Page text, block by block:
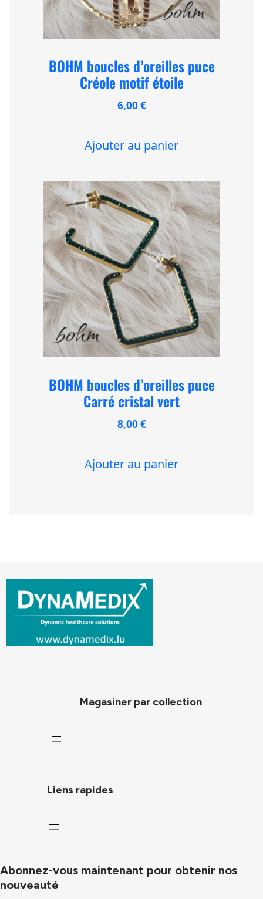
BOHM boucles d’oreilles puce
Créole motif étoile
6,00€
Ajouter au panier
BOHM boucles d’oreilles puce
Carré cristal vert
8,00€
Ajouter au panier
Magasiner par collection
Liens rapides
Abonnez-vous maintenant pour obtenir nos
nouveauté